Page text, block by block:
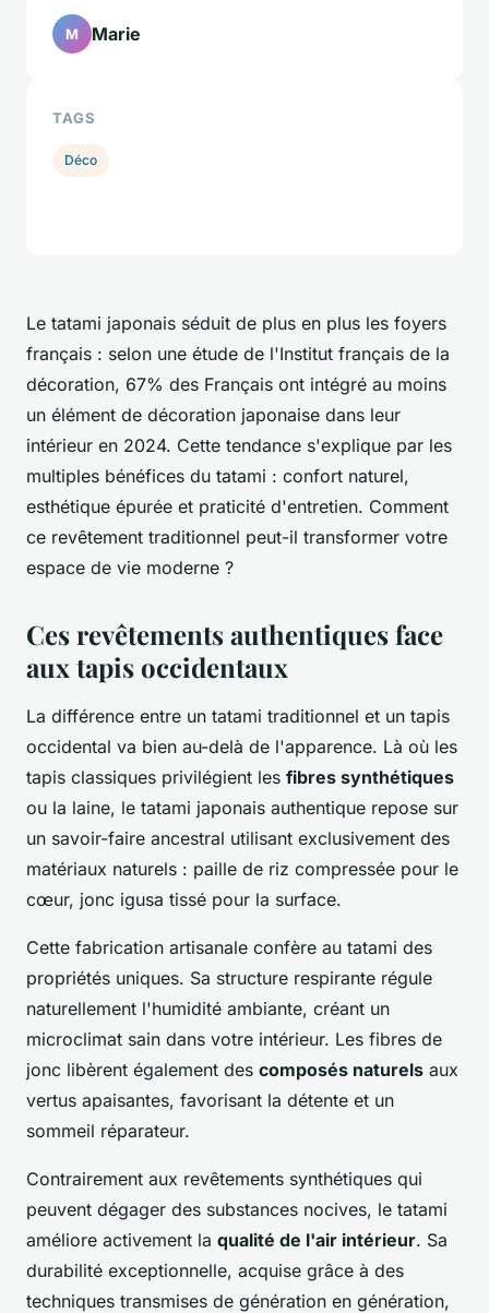
Le tatami japonais séduit de plus en plus les foyers
français : selon une étude de l'Institut français de la
décoration, 67% des Français ont intégré au moins
un élément de décoration japonaise dans leur
intérieur en 2024. Cette tendance s'explique par les
multiples bénéfices du tatami : confort naturel,
esthétique épurée et praticité d'entretien. Comment
ce revêtement traditionnel peut-il transformer votre
espace de vie moderne ?
Ces revêtements authentiques face
aux tapis occidentaux
La différence entre un tatami traditionnel et un tapis
occidental va bien au-delà de l'apparence. Là où les
tapis classiques privilégient les fibres synthétiques
ou la laine, le tatami japonais authentique repose sur
un savoir-faire ancestral utilisant exclusivement des
matériaux naturels : paille de riz compressée pour le
cœur, jonc igusa tissé pour la surface.
Cette fabrication artisanale confère au tatami des
propriétés uniques. Sa structure respirante régule
naturellement l'humidité ambiante, créant un
microclimat sain dans votre intérieur. Les fibres de
jonc libèrent également des composés naturels aux
vertus apaisantes, favorisant la détente et un
sommeil réparateur.
Contrairement aux revêtements synthétiques qui
peuvent dégager des substances nocives, le tatami
améliore activement la qualité de l'air intérieur. Sa
durabilité exceptionnelle, acquise grâce à des
techniques transmises de génération en génération,
M Marie
TAGS
Déco